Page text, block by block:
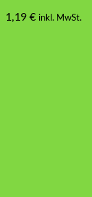
1,19 € inkl. MwSt.